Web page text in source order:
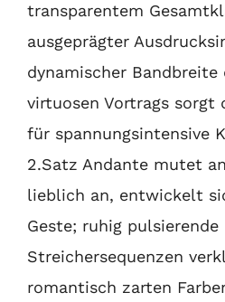
transparentem
ausgeprägter
dynamischer Bandbreite
virtuosen Vortrags sorgt
für spannungsintensive
2.Satz Andante mutet
lieblich an, entwickelt
Geste; ruhig pulsierende
Streichersequenzen
romantisch zarten